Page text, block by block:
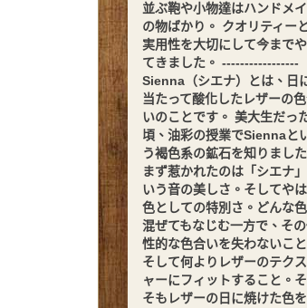
並ぶ鞄や小物達はハンドメ
の物ばかり。 クオリティー
実用性を大切にして今まで
てきました。 -----------------
Sienna（シエナ）とは、日
当たって酸化したレザーの
いのことです。 美大生だっ
頃、油彩の授業でSiennaと
う褐色系の鉱石を知りました
まず惹かれたのは「シエナ
いう音の美しさ。そしてや
色としての特別さ。どんな
混ぜてもなじむ一方で、その
性的な色合いを失わないこと
そして何よりレザーのテク
ャーにフィットすること。
そもレザーの日に焼けた色を